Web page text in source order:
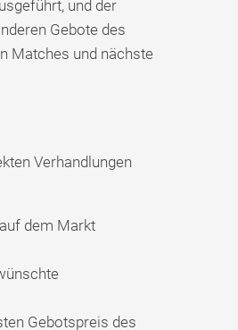
und der
Gebote des
Matches und nächste
Verhandlungen
dem Markt
Gebotspreis des